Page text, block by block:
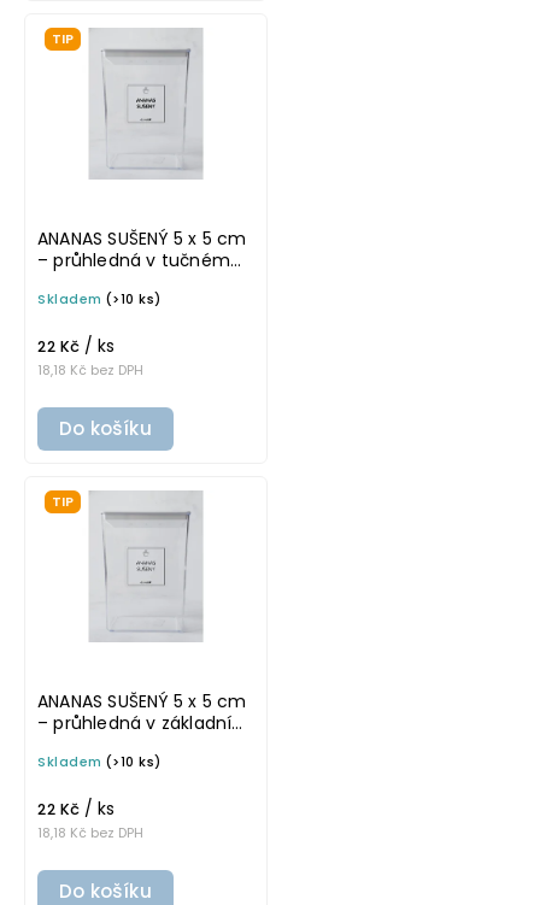
TIP
ANANAS SUŠENÝ 5 x 5 cm
– průhledná v tučném
samolepka na
Skladem (>10 ks)
18,18 Kč bez DPH
22 Kč / ks
Do košíku
TIP
ANANAS SUŠENÝ 5 x 5 cm
– průhledná v základním
samolepka na
Skladem (>10 ks)
18,18 Kč bez DPH
22 Kč / ks
Do košíku